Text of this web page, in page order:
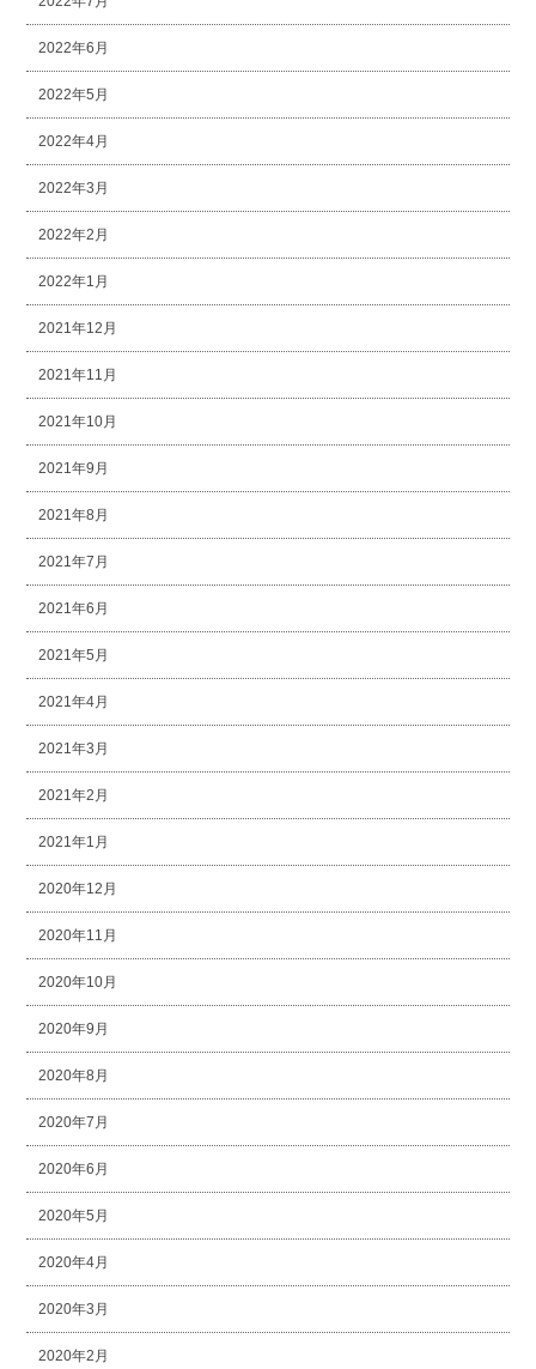
2022年6月
2022年5月
2022年4月
2022年3月
2022年2月
2022年1月
2021年12月
2021年11月
2021年10月
2021年9月
2021年8月
2021年7月
2021年6月
2021年5月
2021年4月
2021年3月
2021年2月
2021年1月
2020年12月
2020年11月
2020年10月
2020年9月
2020年8月
2020年7月
2020年6月
2020年5月
2020年4月
2020年3月
2020年2月